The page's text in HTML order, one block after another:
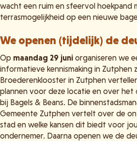
wacht een ruim en sfeervol hoekpand
terrasmogelijkheid op een nieuwe
We openen (tijdelijk) de
Op maandag 29 juni organiseren we
informatieve kennismaking in Zutphen
Broederenklooster in Zutphen
plannen voor deze locatie en over het
bij Bagels & Beans. De
Gemeente Zutphen vertelt over de
stad en welke kansen dit biedt voor
ondernemer. Daarna openen we de